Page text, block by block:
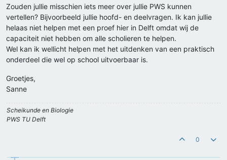
Zouden jullie misschien iets meer over jullie PWS kunnen
vertellen? Bijvoorbeeld jullie hoofd- en deelvragen. Ik kan jullie
helaas niet helpen met een proef hier in Delft omdat wij de
capaciteit niet hebben om alle scholieren te helpen.
Wel kan ik wellicht helpen met het uitdenken van een praktisch
onderdeel die wel op school uitvoerbaar is.
Groetjes,
Sanne
Scheikunde en Biologie
PWS TU Delft
0